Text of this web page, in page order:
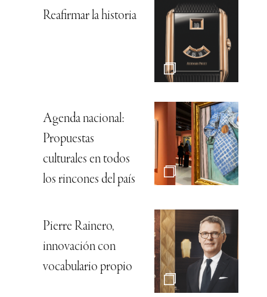
Reafirmar la historia
Agenda nacional:
Propuestas
culturales en todos
los rincones del país
Pierre Rainero,
innovación con
vocabulario propio